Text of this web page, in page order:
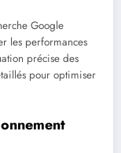
Google
les performances
précise des
pour optimiser